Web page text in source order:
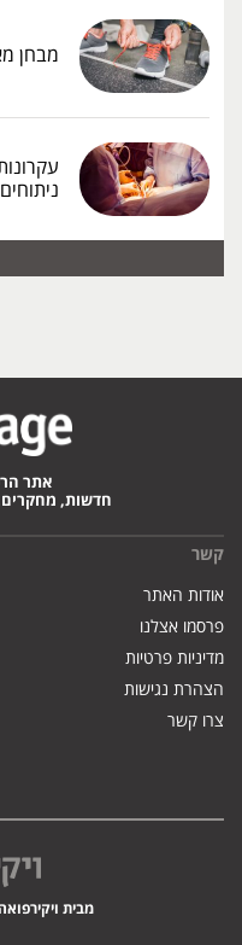
מבחן
אתר
חדשות,
קשר
אודות האתר
פרסמו אצלנו
מדיניות פרטיות
הצהרת נגישות
צרו קשר
מבית